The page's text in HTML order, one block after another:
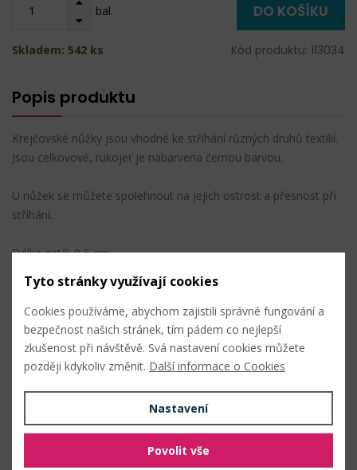
bal. DO KOŠÍKU
Skladem: 542 ks Kód produktu: 113034
Popis produktu
Krejčovské nůžky jsou vhodné ke stříhání různých druhů textilií.
Jsou celkovové, rukojeť je nabarvena černou barvou.
U nůžek se můžete spolehnout na jejich ostrost a přesnost při
stříhání.
Délka ostří: 9,5 cm
Celková délka: 23 cm (9")
Složení: magnetický kov
PŘIDAT DO OBLÍBENÝCH
Tyto stránky využívají cookies
Cookies používáme, abychom zajistili správné fungování a
bezpečnost našich stránek, tím pádem co nejlepší
zkušenost při návštěvě. Svá nastavení cookies můžete
později kdykoliv změnit. Další informace o Cookies
Nastavení
Povolit vše